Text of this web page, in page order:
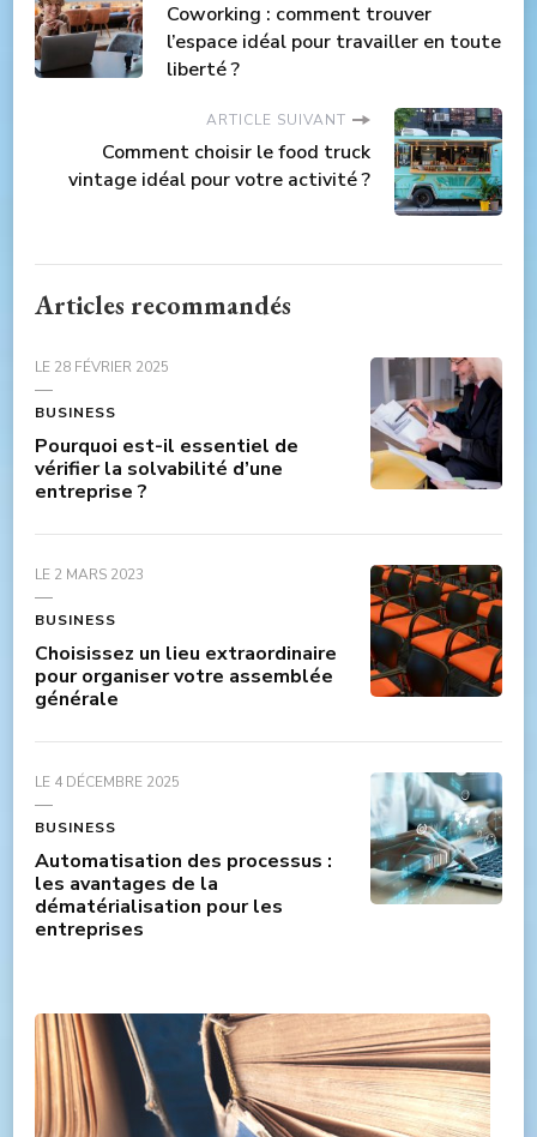
Coworking : comment trouver
l’espace idéal pour travailler en toute
liberté ?
ARTICLE SUIVANT
Comment choisir le food truck
vintage idéal pour votre activité ?
Articles recommandés
LE 28 FÉVRIER 2025
BUSINESS
Pourquoi est-il essentiel de
vérifier la solvabilité d’une
entreprise ?
LE 2 MARS 2023
BUSINESS
Choisissez un lieu extraordinaire
pour organiser votre assemblée
générale
LE 4 DÉCEMBRE 2025
BUSINESS
Automatisation des processus :
les avantages de la
dématérialisation pour les
entreprises